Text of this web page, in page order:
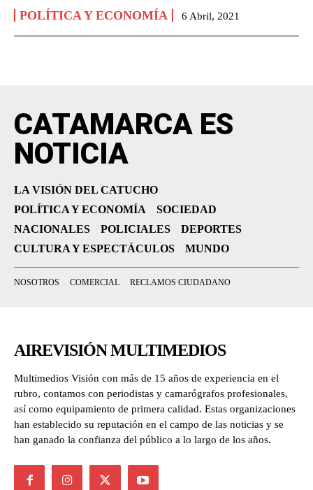
POLÍTICA Y ECONOMÍA 6 Abril, 2021
CATAMARCA ES
NOTICIA
LA VISIÓN DEL CATUCHO
POLÍTICA Y ECONOMÍA
SOCIEDAD
NACIONALES
POLICIALES
DEPORTES
CULTURA Y ESPECTÁCULOS
MUNDO
NOSOTROS COMERCIAL RECLAMOS CIUDADANO
AIREVISIÓN MULTIMEDIOS
Multimedios Visión con más de 15 años de experiencia en el
rubro, contamos con periodistas y camarógrafos profesionales,
así como equipamiento de primera calidad. Estas organizaciones
han establecido su reputación en el campo de las noticias y se
han ganado la confianza del público a lo largo de los años.